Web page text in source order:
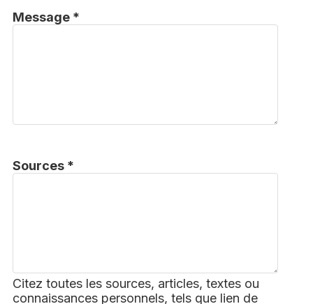
Message *
Sources *
Citez toutes les sources, articles, textes ou
connaissances personnels, tels que lien de